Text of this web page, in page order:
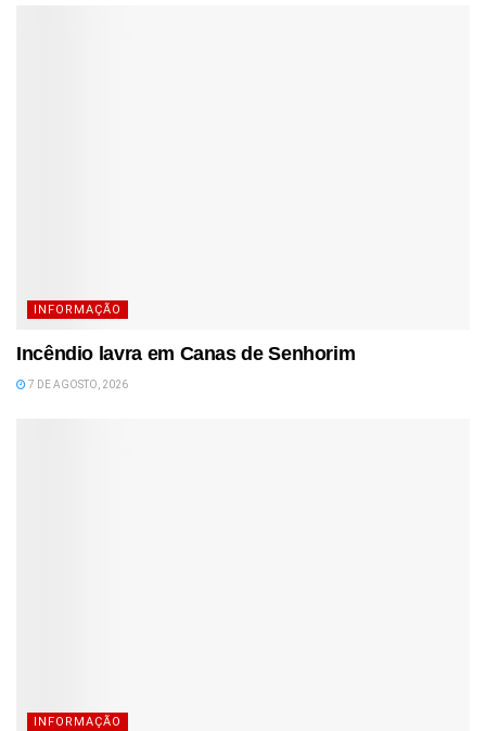
INFORMAÇÃO
Incêndio lavra em Canas de Senhorim
7 DE AGOSTO, 2026
INFORMAÇÃO